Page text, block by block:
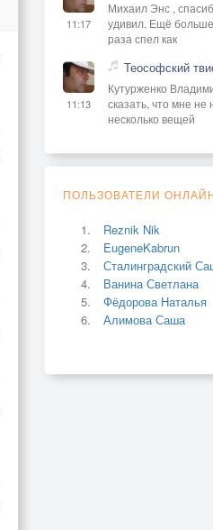
11:17
Михаил Энс ,
удивил. Ещё
раза спел как
11:13
Теософский
Кутурженко
сказать, что мне
несколько вещей
ПОЛЬЗОВАТЕЛИ
Reznik Nik
EugeneKabrun
Сталинградский
Ванина Светлана
Фёдорова Наталья
Алимова Саша